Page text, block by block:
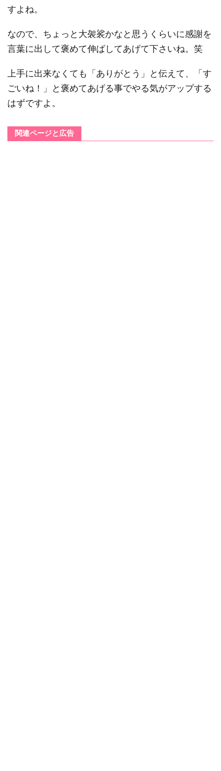
すよね。
なので、ちょっと大袈裟かなと思うくらいに感謝を
言葉に出して褒めて伸ばしてあげて下さいね。笑
上手に出来なくても「ありがとう」と伝えて、「す
ごいね！」と褒めてあげる事でやる気がアップする
はずですよ。
関連ページと広告